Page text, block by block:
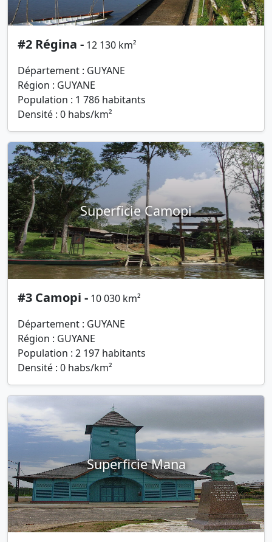
#2 Régina - 12 130 km²
Département : GUYANE
Région : GUYANE
Population : 1 786 habitants
Densité : 0 habs/km²
Superficie Camopi
#3 Camopi - 10 030 km²
Département : GUYANE
Région : GUYANE
Population : 2 197 habitants
Densité : 0 habs/km²
Superficie Mana